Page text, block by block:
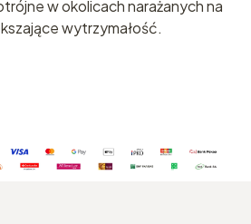
w okolicach narażanych na
wytrzymałość.